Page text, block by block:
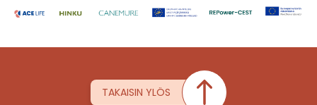
TAKAISIN YLÖS